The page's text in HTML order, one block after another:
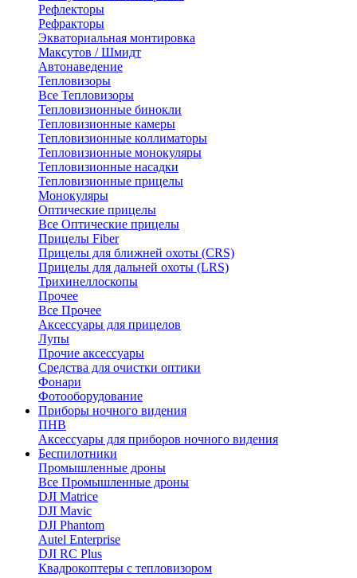
Рефлекторы
Рефракторы
Экваториальная монтировка
Максутов / Шмидт
Автонаведение
Тепловизоры
Все Тепловизоры
Тепловизионные бинокли
Тепловизионные камеры
Тепловизионные коллиматоры
Тепловизионные монокуляры
Тепловизионные насадки
Тепловизионные прицелы
Монокуляры
Оптические прицелы
Все Оптические прицелы
Прицелы Fiber
Прицелы для ближней охоты (CRS)
Прицелы для дальней охоты (LRS)
Трихинеллоскопы
Прочее
Все Прочее
Аксессуары для прицелов
Лупы
Прочие аксессуары
Средства для очистки оптики
Фонари
Фотооборудование
Приборы ночного видения
ПНВ
Аксессуары для приборов ночного видения
Беспилотники
Промышленные дроны
Все Промышленные дроны
DJI Matrice
DJI Mavic
DJI Phantom
Autel Enterprise
DJI RC Plus
Квадрокоптеры с тепловизором